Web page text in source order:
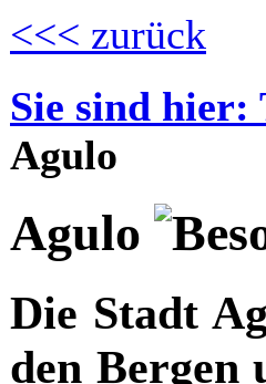
<<< zurück
Sie sind hier:
Agulo
Agulo
Die Stadt
den Bergen